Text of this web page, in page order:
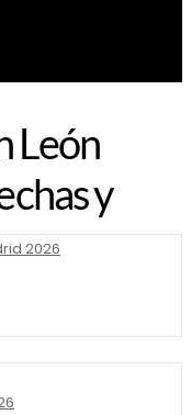
2026
León
y